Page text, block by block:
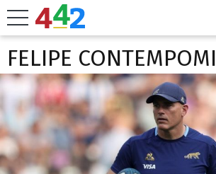
FELIPE CONTEMPOMI